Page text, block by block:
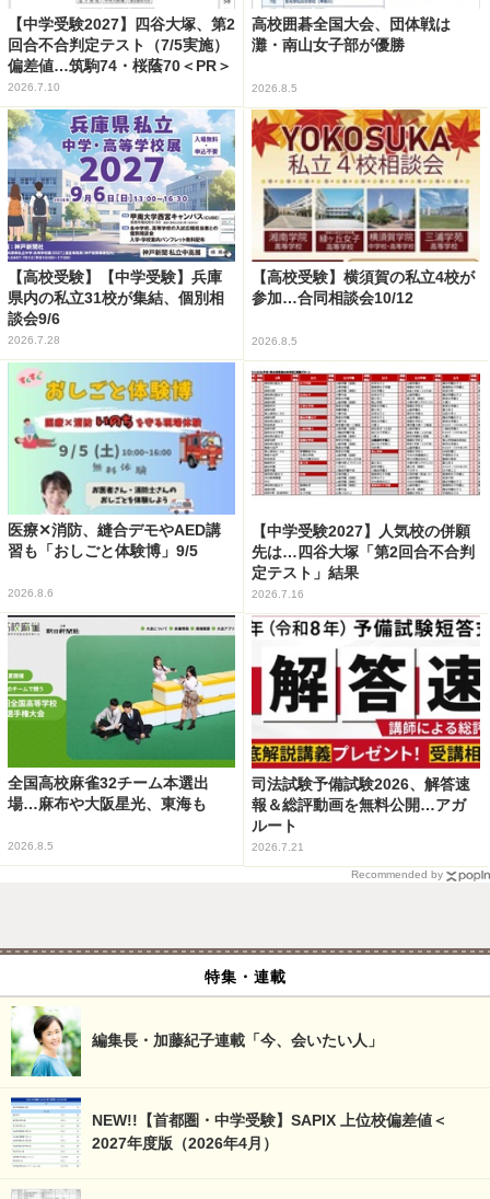
【中学受験2027】四谷大塚、第2
回合不合判定テスト（7/5実施）
偏差値…筑駒74・桜蔭70＜PR＞
2026.7.10
高校囲碁全国大会、団体戦は
灘・南山女子部が優勝
2026.8.5
【高校受験】【中学受験】兵庫
県内の私立31校が集結、個別相
談会9/6
2026.7.28
【高校受験】横須賀の私立4校が
参加…合同相談会10/12
2026.8.5
医療✕消防、縫合デモやAED講
習も「おしごと体験博」9/5
2026.8.6
【中学受験2027】人気校の併願
先は…四谷大塚「第2回合不合判
定テスト」結果
2026.7.16
全国高校麻雀32チーム本選出
場…麻布や大阪星光、東海も
2026.8.5
司法試験予備試験2026、解答速
報＆総評動画を無料公開…アガ
ルート
2026.7.21
Recommended by
特集・連載
編集長・加藤紀子連載「今、会いたい人」
NEW!!【首都圏・中学受験】SAPIX 上位校偏差値＜
2027年度版（2026年4月）